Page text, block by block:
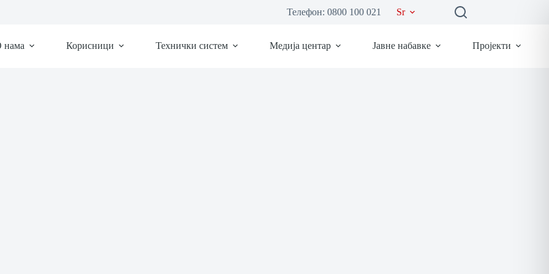
Телефон: 0800 100 021 Sr
нама Корисници Технички систем Медија центар Јавне набавке Пројекти